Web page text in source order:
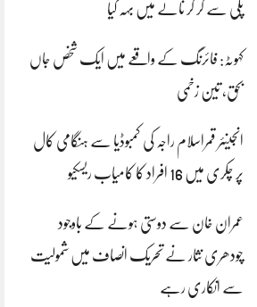
پلی سے گر کر نالے میں بہہ گیا
کہوٹہ: فائرنگ کے واقعے میں ایک شخص جاں
بحق، تین زخمی
انجینئر قمراسلام راجہ کی کمبوڈیا سے ہنگامی کال
پر چکری میں 16 افراد کا کامیاب ریسکیو
عمران خان سے دوستی ہونے کے باوجود
چودھری نثار نے تحریک انصاف میں شمولیت
سے انکاری رہے